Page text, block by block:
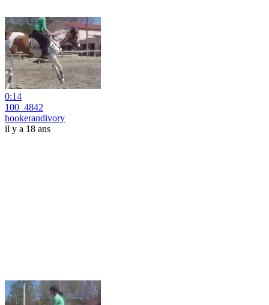
0:14
100_4842
hookerandivory
il y a 18 ans